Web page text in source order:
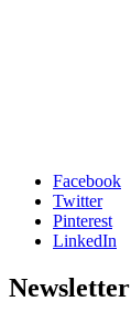
Facebook
Twitter
Pinterest
LinkedIn
Newsletter